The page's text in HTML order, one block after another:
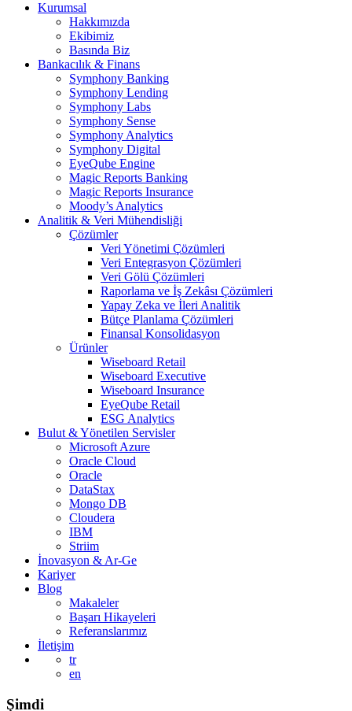
Kurumsal
Hakkımızda
Ekibimiz
Basında Biz
Bankacılık & Finans
Symphony Banking
Symphony Lending
Symphony Labs
Symphony Sense
Symphony Analytics
Symphony Digital
EyeQube Engine
Magic Reports Banking
Magic Reports Insurance
Moody’s Analytics
Analitik & Veri Mühendisliği
Çözümler
Veri Yönetimi Çözümleri
Veri Entegrasyon Çözümleri
Veri Gölü Çözümleri
Raporlama ve İş Zekâsı Çözümleri
Yapay Zeka ve İleri Analitik
Bütçe Planlama Çözümleri
Finansal Konsolidasyon
Ürünler
Wiseboard Retail
Wiseboard Executive
Wiseboard Insurance
EyeQube Retail
ESG Analytics
Bulut & Yönetilen Servisler
Microsoft Azure
Oracle Cloud
Oracle
DataStax
Mongo DB
Cloudera
IBM
Striim
İnovasyon & Ar-Ge
Kariyer
Blog
Makaleler
Başarı Hikayeleri
Referanslarımız
İletişim
tr
en
Şimdi